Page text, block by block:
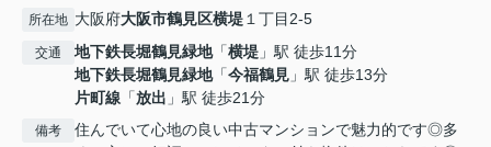
所在地 大阪府大阪市鶴見区横堤１丁目2-5
交通 地下鉄長堀鶴見緑地「横堤 」駅 徒歩11分
地下鉄長堀鶴見緑地「今福鶴見 」駅 徒歩13分
片町線 「放出 」駅 徒歩21分
備考
住んでいて心地の良い中古マンションで魅力的です◎多